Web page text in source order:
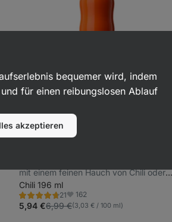
-15 % bis 9.8.
mit einem feinen Hauch von Chili oder
Kräutern, ideal vor allem für die kalte
Küche
Chili 196 ml
21
Bewertung
4.8/5,
21
Favoriten
162
5,94 €6,99 €(3,03 € / 100 ml)
bequemer wird, indem
für einen reibungslosen Ablauf
akzeptieren